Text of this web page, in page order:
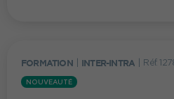
FORMATION INTER-INTRA Réf.
NOUVEAUTÉ